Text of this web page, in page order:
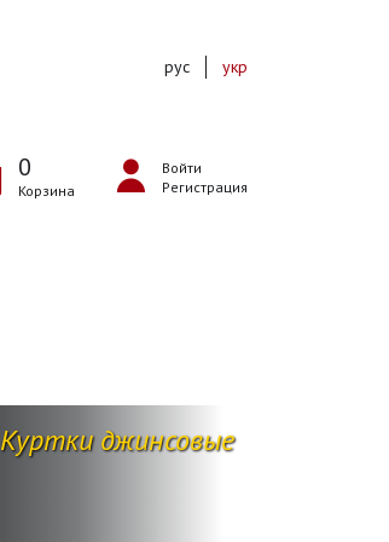
0
Корзина
Войти
Регистрация
рус укр
Куртки джинсовые